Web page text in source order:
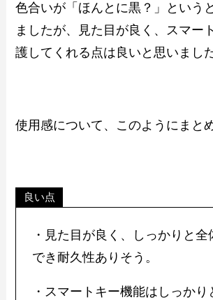
色合いが「ほんとに黒？」という
ましたが、見た目が良く、スマー
護してくれる点は良いと思いました
使用感について、このようにまと
良い点
・見た目が良く、しっかりと全
でき耐久性ありそう。
・スマートキー機能はしっかり